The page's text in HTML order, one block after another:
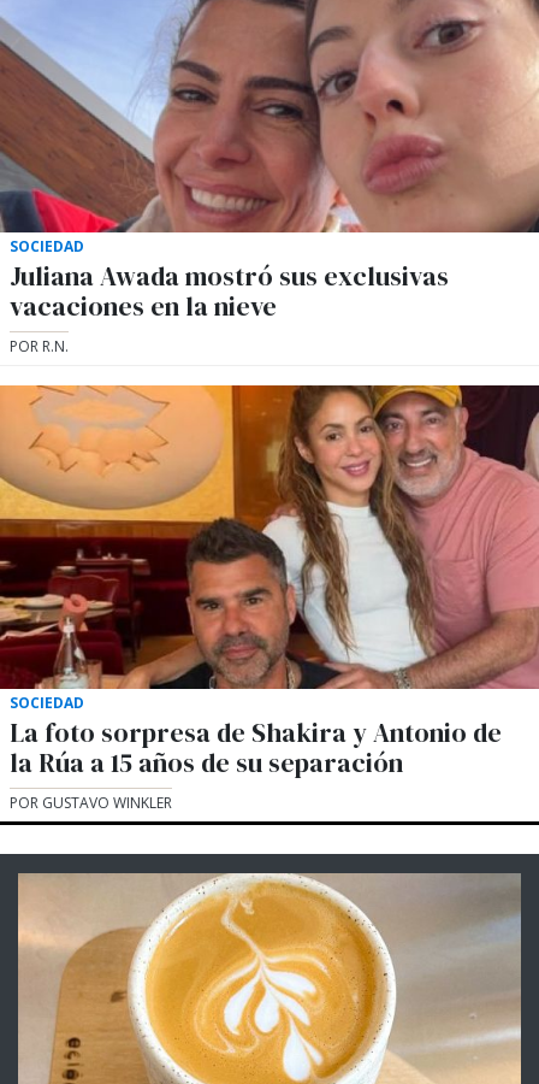
SOCIEDAD
Juliana Awada mostró sus exclusivas
vacaciones en la nieve
POR R.N.
SOCIEDAD
La foto sorpresa de Shakira y Antonio de
la Rúa a 15 años de su separación
POR GUSTAVO WINKLER